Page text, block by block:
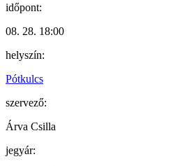
időpont:
08. 28. 18:00
helyszín:
Pótkulcs
szervező:
Árva Csilla
jegyár: